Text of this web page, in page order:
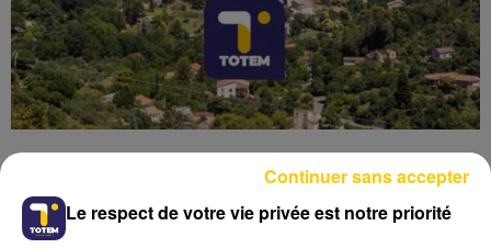
Le respect de votre vie privée est notre priorité
Continuer sans accepter